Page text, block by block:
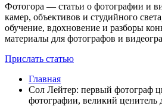
Фотогора — статьи о фотографии и
камер, объективов и студийного
обучение, вдохновение и разборы
материалы для фотографов и
Прислать статью
Главная
Сол Лейтер: первый фотограф
фотографии, великий ценитель